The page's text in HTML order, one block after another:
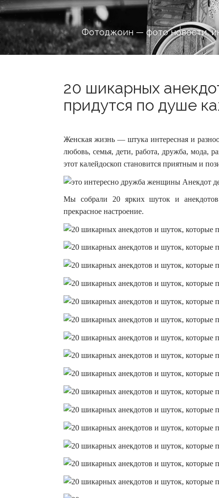
Фотоджоин — фото новости,
20 шикарных
придутся по душе
Женская жизнь — штука интересная и
любовь, семья, дети, работа, дружба, мода,
этот калейдоскоп становится приятным и
Мы собрали 20 ярких шуток и
прекрасное настроение.